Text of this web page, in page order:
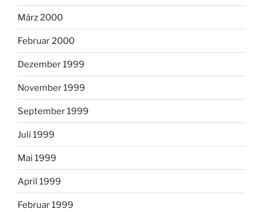
März 2000
Februar 2000
Dezember 1999
November 1999
September 1999
Juli 1999
Mai 1999
April 1999
Februar 1999